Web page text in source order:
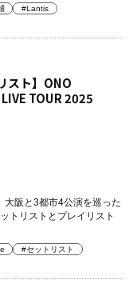
#Lantis
スト】ONO
TOUR 2025
阪と3都市4公演を巡った
トリストとプレイリスト
#セットリスト